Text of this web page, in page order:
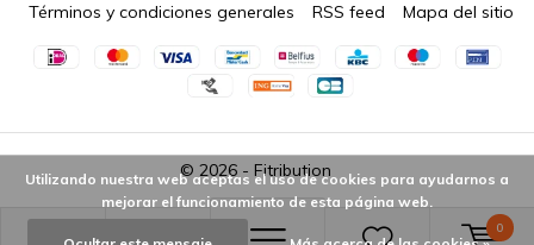
0
© 2026 - Fitribution
Términos y condiciones generales RSS feed Mapa del sitio
Utilizando nuestra web aceptas el uso de cookies para ayudarnos a
mejorar el funcionamiento de esta página web.